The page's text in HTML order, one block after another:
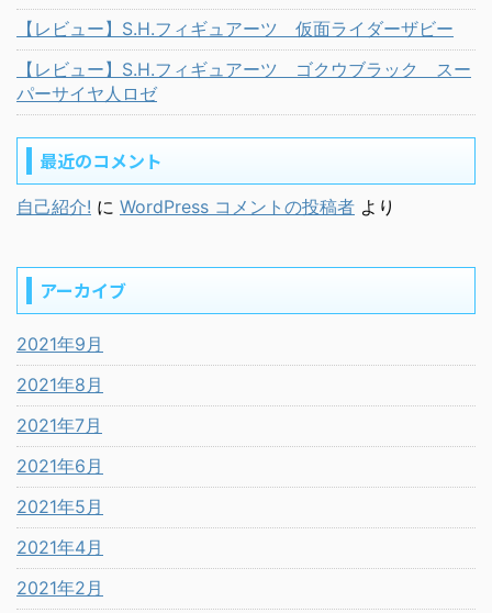
【レビュー】S.H.フィギュアーツ 仮面ライダーザビー
【レビュー】S.H.フィギュアーツ ゴクウブラック スー
パーサイヤ人ロゼ
最近のコメント
自己紹介! に WordPress コメントの投稿者 より
アーカイブ
2021年9月
2021年8月
2021年7月
2021年6月
2021年5月
2021年4月
2021年2月